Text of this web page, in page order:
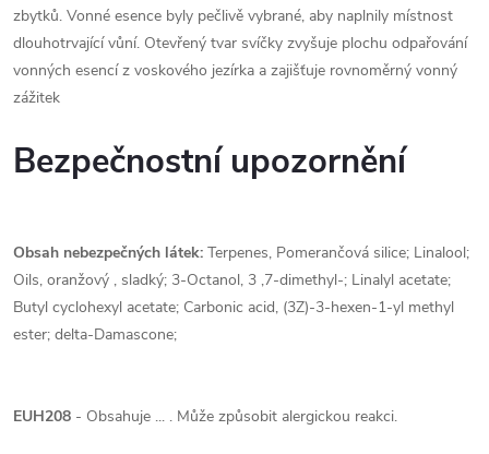
zbytků. Vonné esence byly pečlivě vybrané, aby naplnily místnost
dlouhotrvající vůní. Otevřený tvar svíčky zvyšuje plochu odpařování
vonných esencí z voskového jezírka a zajišťuje rovnoměrný vonný
zážitek
Bezpečnostní upozornění
Obsah nebezpečných látek: Terpenes, Pomerančová silice; Linalool;
Oils, oranžový , sladký; 3-Octanol, 3 ,7-dimethyl-; Linalyl acetate;
Butyl cyclohexyl acetate; Carbonic acid, (3Z)-3-hexen-1-yl methyl
ester; delta-Damascone;
EUH208 - Obsahuje ... . Může způsobit alergickou reakci.